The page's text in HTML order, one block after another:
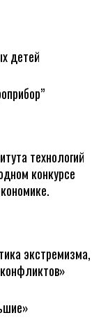
детей
технологий
конкурсе
экстремизма,